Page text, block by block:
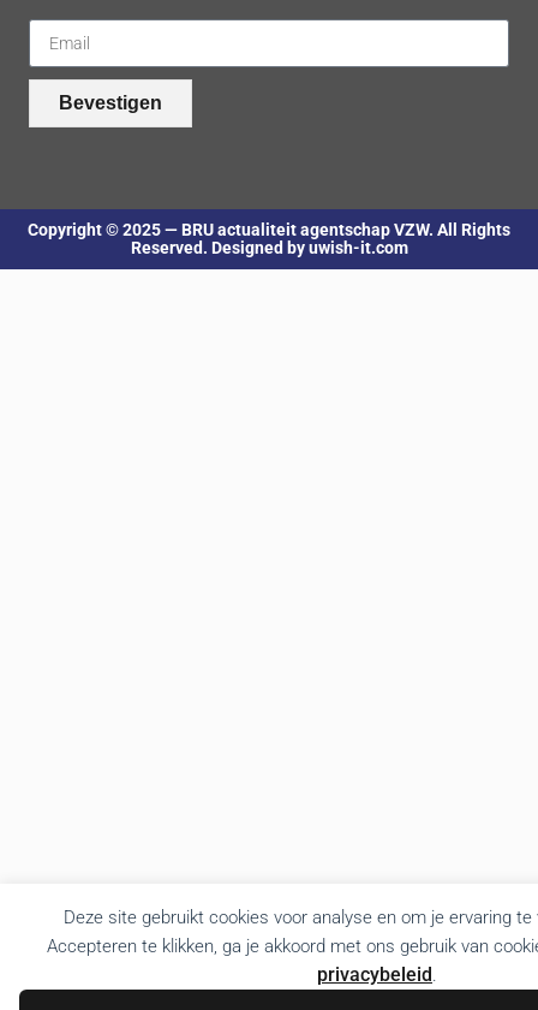
Deze site gebruikt cookies voor analyse en om je ervaring
Accepteren te klikken, ga je akkoord met ons gebruik van
privacybeleid.
Bevestigen
Copyright © 2025 — BRU actualiteit agentschap VZW. All Rights
Reserved. Designed by uwish-it.com